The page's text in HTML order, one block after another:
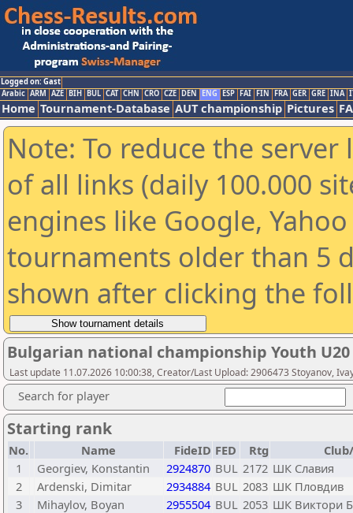
Logged on: Gast
Arabic ARM AZE BIH BUL CAT CHN CRO CZE DEN ENG ESP FAI FIN FRA GER GRE INA
Home Tournament-Database AUT championship Pictures
Note: To reduce the
of all links (daily 100.000
engines like Google,
tournaments older than 5
shown after clicking the
Bulgarian national championship Youth U20
Last update 11.07.2026 10:00:38, Creator/Last Upload: 2906473 Stoyanov,
Search for player
Starting rank
No. Name FideID FED Rtg
1
Georgiev, Konstantin 2924870 BUL 2172 ШК Славия
2
Ardenski, Dimitar 2934884 BUL 2083 ШК Пловдив
3
Mihaylov, Boyan 2955504 BUL 2053 ШК Виктори